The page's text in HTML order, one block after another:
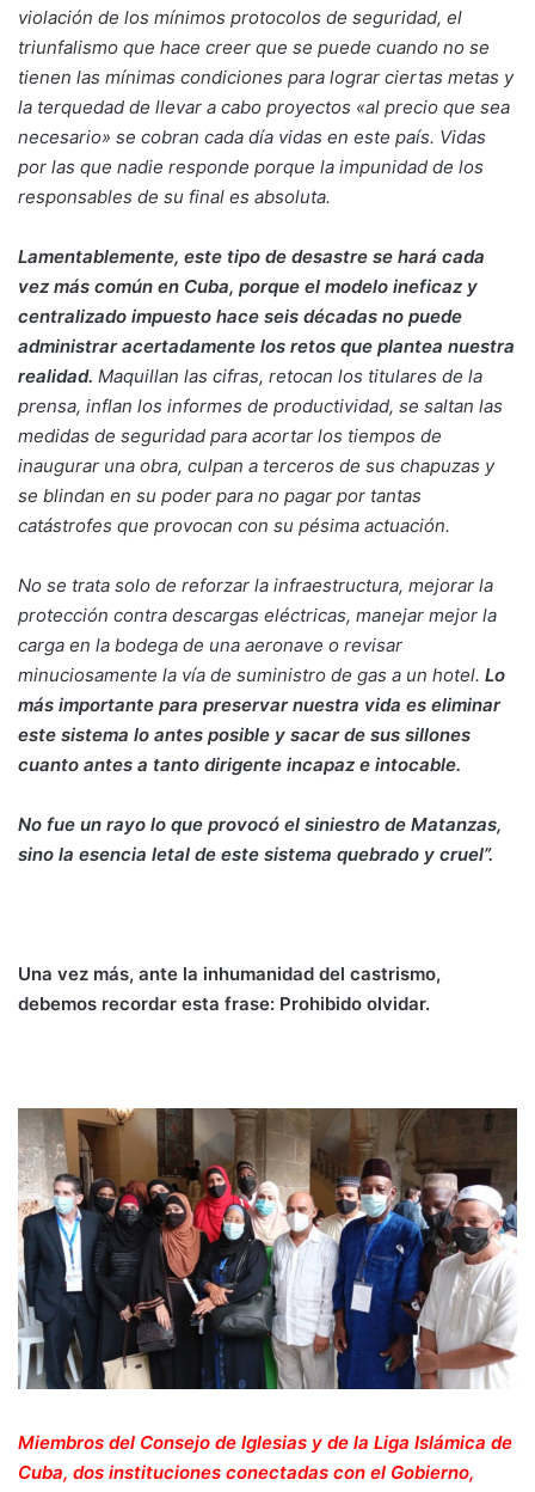
violación de los mínimos protocolos de seguridad, el
triunfalismo que hace creer que se puede cuando no se
tienen las mínimas condiciones para lograr ciertas metas y
la terquedad de llevar a cabo proyectos «al precio que sea
necesario» se cobran cada día vidas en este país. Vidas
por las que nadie responde porque la impunidad de los
responsables de su final es absoluta.
Lamentablemente, este tipo de desastre se hará cada
vez más común en Cuba, porque el modelo ineficaz y
centralizado impuesto hace seis décadas no puede
administrar acertadamente los retos que plantea nuestra
realidad. Maquillan las cifras, retocan los titulares de la
prensa, inflan los informes de productividad, se saltan las
medidas de seguridad para acortar los tiempos de
inaugurar una obra, culpan a terceros de sus chapuzas y
se blindan en su poder para no pagar por tantas
catástrofes que provocan con su pésima actuación.
No se trata solo de reforzar la infraestructura, mejorar la
protección contra descargas eléctricas, manejar mejor la
carga en la bodega de una aeronave o revisar
minuciosamente la vía de suministro de gas a un hotel. Lo
más importante para preservar nuestra vida es eliminar
este sistema lo antes posible y sacar de sus sillones
cuanto antes a tanto dirigente incapaz e intocable.
No fue un rayo lo que provocó el siniestro de Matanzas,
sino la esencia letal de este sistema quebrado y cruel”.
Una vez más, ante la inhumanidad del castrismo,
debemos recordar esta frase: Prohibido olvidar.
Miembros del Consejo de Iglesias y de la Liga Islámica de
Cuba, dos instituciones conectadas con el Gobierno,